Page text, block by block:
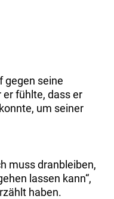
gegen seine
fühlte, dass er
um seiner
muss dranbleiben,
lassen kann“,
haben.